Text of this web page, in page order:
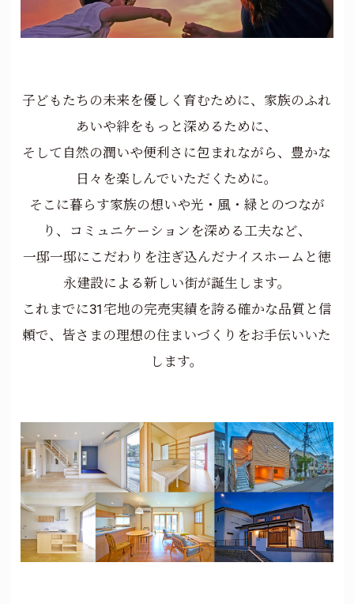
子どもたちの未来を優しく育むために、家族のふれ
あいや絆をもっと深めるために、
そして自然の潤いや便利さに包まれながら、豊かな
日々を楽しんでいただくために。
そこに暮らす家族の想いや光・風・緑とのつなが
り、コミュニケーションを深める工夫など、
一邸一邸にこだわりを注ぎ込んだナイスホームと徳
永建設による新しい街が誕生します。
これまでに31宅地の完売実績を誇る確かな品質と信
頼で、皆さまの理想の住まいづくりをお手伝いいた
します。